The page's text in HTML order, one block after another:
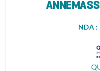
NDA :